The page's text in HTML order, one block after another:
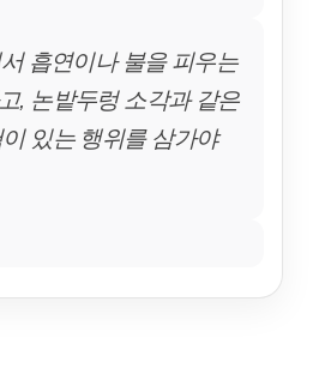
흡연이나 불을 피우는
, 논밭두렁 소각과 같은
있는 행위를 삼가야